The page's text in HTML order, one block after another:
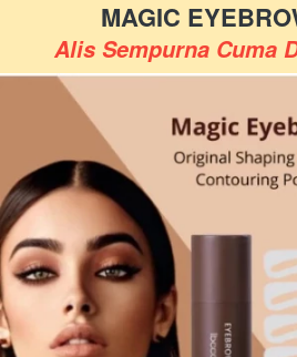
MAGIC
Alis Sempurna Cuma